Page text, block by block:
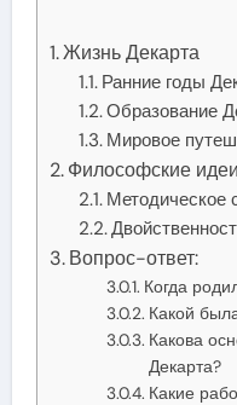
Жизнь Декарта
Ранние годы
Образование
Мировое
Философские
Методическое
Вопрос-ответ:
Когда
Какой
Какова
Декарта?
Какие